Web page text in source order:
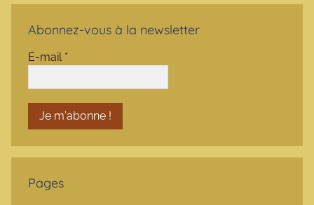
Abonnez-vous à la newsletter
E-mail *
Pages